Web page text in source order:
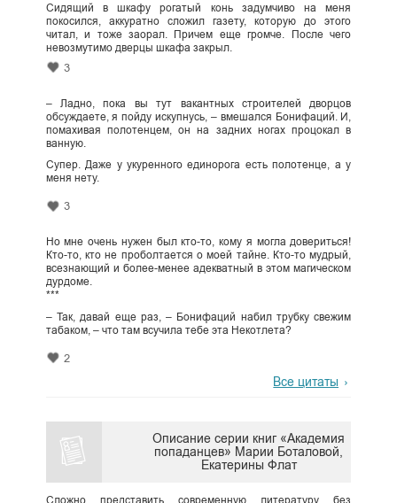
Сидящий в шкафу рогатый конь задумчиво на меня
покосился, аккуратно сложил газету, которую до этого
читал, и тоже заорал. Причем еще громче. После чего
невозмутимо дверцы шкафа закрыл.
3
– Ладно, пока вы тут вакантных строителей дворцов
обсуждаете, я пойду искупнусь, – вмешался Бонифаций. И,
помахивая полотенцем, он на задних ногах процокал в
ванную.
Супер. Даже у укуренного единорога есть полотенце, а у
меня нету.
3
Но мне очень нужен был кто-то, кому я могла довериться!
Кто-то, кто не проболтается о моей тайне. Кто-то мудрый,
всезнающий и более-менее адекватный в этом магическом
дурдоме.
***
– Так, давай еще раз, – Бонифаций набил трубку свежим
табаком, – что там всучила тебе эта Некотлета?
2
Все цитаты
Описание серии книг «Академия
попаданцев» Марии Боталовой,
Екатерины Флат